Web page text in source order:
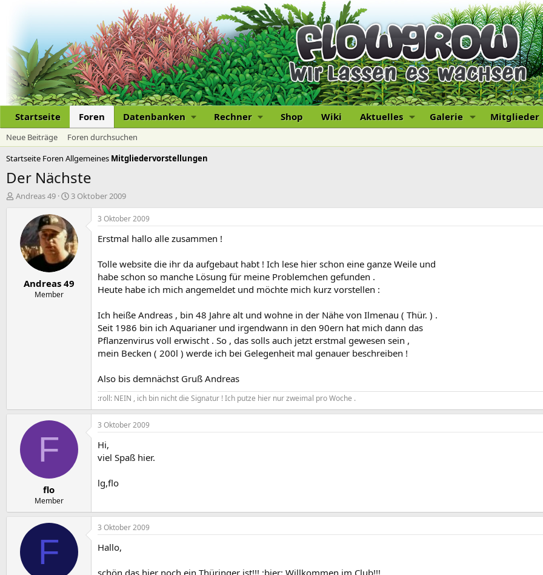
Startseite Foren Datenbanken Rechner Shop Wiki Aktuelles Galerie Mitglieder
Neue Beiträge
Foren durchsuchen
Startseite Foren Allgemeines Mitgliedervorstellungen
Der Nächste
E
Andreas 49
E
t
e
l
l
a
3 Oktober 2009
Andreas 49
Member
3 Oktober 2009
Erstmal hallo alle zusammen !
Tolle website die ihr da aufgebaut habt ! Ich lese hier schon eine ganze Weile und
habe schon so manche Lösung für meine Problemchen gefunden .
Heute habe ich mich angemeldet und möchte mich kurz vorstellen :
Ich heiße Andreas , bin 48 Jahre alt und wohne in der Nähe von Ilmenau ( Thür. ) .
Seit 1986 bin ich Aquarianer und irgendwann in den 90ern hat mich dann das
Pflanzenvirus voll erwischt . So , das solls auch jetzt erstmal gewesen sein ,
mein Becken ( 200l ) werde ich bei Gelegenheit mal genauer beschreiben !
Also bis demnächst Gruß Andreas
:roll: NEIN , ich bin nicht die Signatur ! Ich putze hier nur zweimal pro Woche .
F
flo
Member
3 Oktober 2009
Hi,
viel Spaß hier.
lg,flo
F
3 Oktober 2009
Hallo,
schön das hier noch ein Thüringer ist!!! :bier: Willkommen im Club!!!